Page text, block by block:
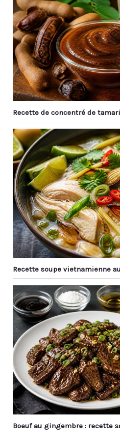
et
Recette de concentré de
Recette soupe vietnamienne
Boeuf au gingembre : recette